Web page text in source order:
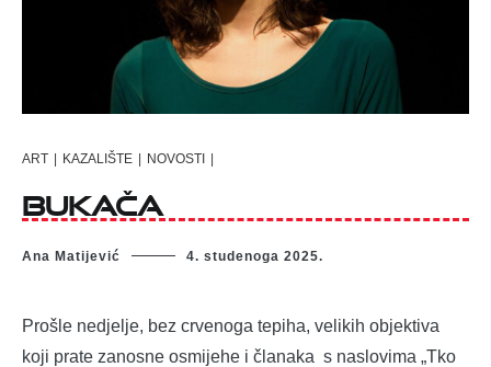
ART | KAZALIŠTE | NOVOSTI |
Bukača
Ana Matijević 4. studenoga 2025.
Prošle nedjelje, bez crvenoga tepiha, velikih objektiva
koji prate zanosne osmijehe i članaka s naslovima „Tko